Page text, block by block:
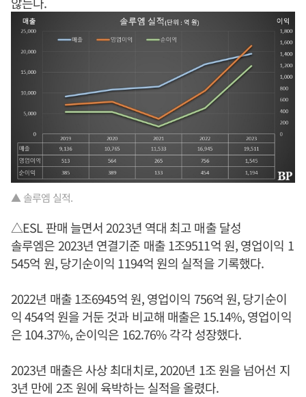
▲ 솔루엠 실적.
△ESL 판매 늘면서 2023년 역대 최고 매출 달성
솔루엠은 2023년 연결기준 매출 1조9511억 원, 영업이익 1
545억 원, 당기순이익 1194억 원의 실적을 기록했다.
2022년 매출 1조6945억 원, 영업이익 756억 원, 당기순이
익 454억 원을 거둔 것과 비교해 매출은 15.14%, 영업이익
은 104.37%, 순이익은 162.76% 각각 성장했다.
2023년 매출은 사상 최대치로, 2020년 1조 원을 넘어선 지
3년 만에 2조 원에 육박하는 실적을 올렸다.